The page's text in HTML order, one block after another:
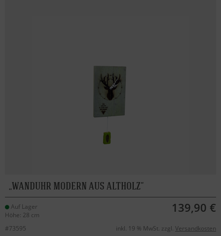
WANDUHR MODERN AUS ALTHOLZ
Auf Lager
Höhe: 28 cm
139,90 €
#73595 inkl. 19 % MwSt. zzgl. Versandkosten